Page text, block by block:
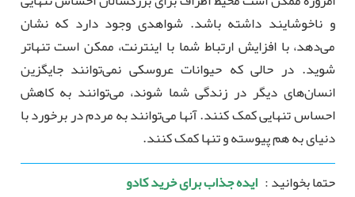
و ناخوشایند داشته باشد. شواهدی وجود دارد که نشان
می‌دهد، با افزایش ارتباط شما با اینترنت، ممکن است تنهاتر
شوید. در حالی که حیوانات عروسکی نمی‌توانند جایگزین
انسان‌های دیگر در زندگی شما شوند، می‌توانند به کاهش
احساس تنهایی کمک کنند. آنها می‌توانند به مردم در برخورد با
دنیای به هم پیوسته و تنها کمک کنند.
حتما بخوانید : ایده جذاب برای خرید کادو